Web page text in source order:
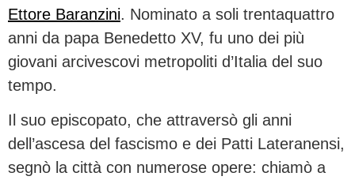
Ettore Baranzini. Nominato a soli trentaquattro
anni da papa Benedetto XV, fu uno dei più
giovani arcivescovi metropoliti d’Italia del suo
tempo.
Il suo episcopato, che attraversò gli anni
dell’ascesa del fascismo e dei Patti Lateranensi,
segnò la città con numerose opere: chiamò a